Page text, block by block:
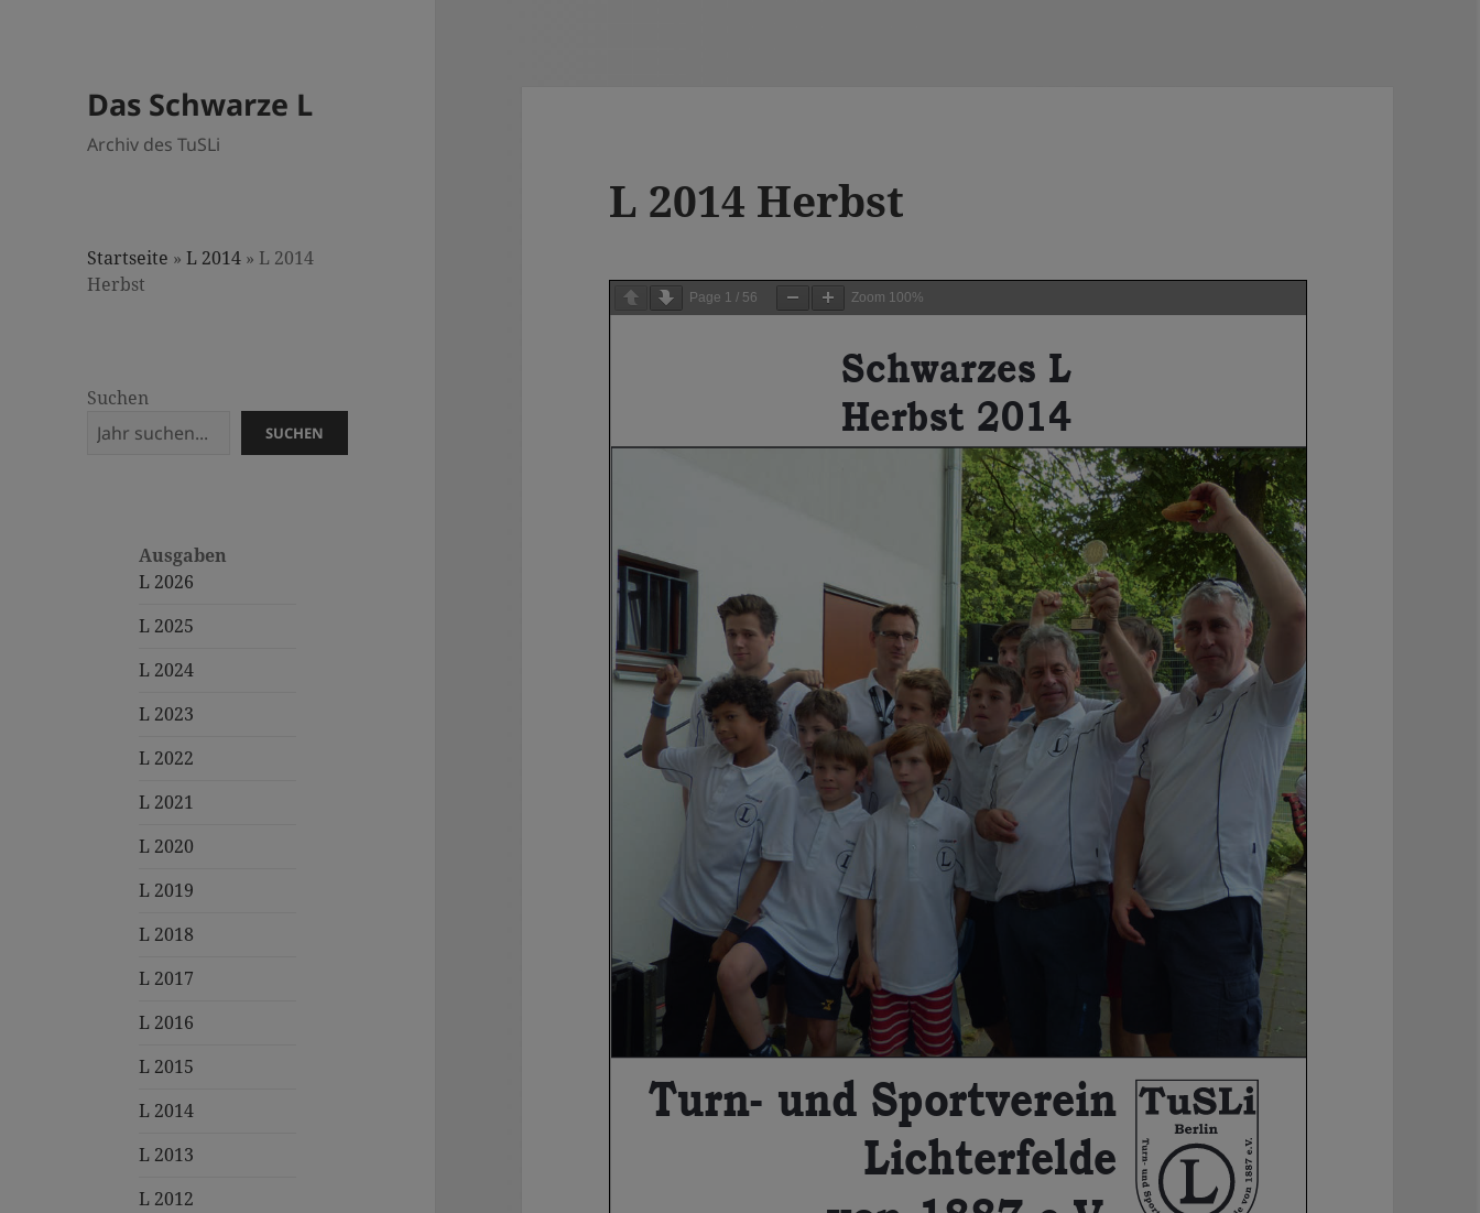
Das Schwarze L
Archiv des TuSLi
Startseite »L 2014 » L 2014
Herbst
Suchen
SUCHEN
Ausgaben
L 2026
L 2025
L 2024
L 2023
L 2022
L 2021
L 2020
L 2019
L 2018
L 2017
L 2016
L 2015
L 2014
L 2013
L 2012
L 2014 Herbst
Page 1 / 56 Zoom 100%